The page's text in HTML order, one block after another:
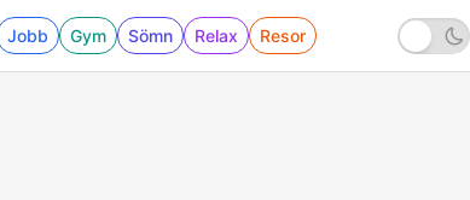
Jobb Gym Sömn Relax Resor